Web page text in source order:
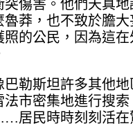
突傷害。他們天真地
魯莽，也不致於膽
照的公民，因為這
巴勒斯坦許多其他
法市密集地進行搜
居民時時刻刻活在